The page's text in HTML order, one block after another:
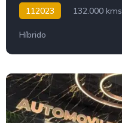
112023 132.000 kms
Híbrido